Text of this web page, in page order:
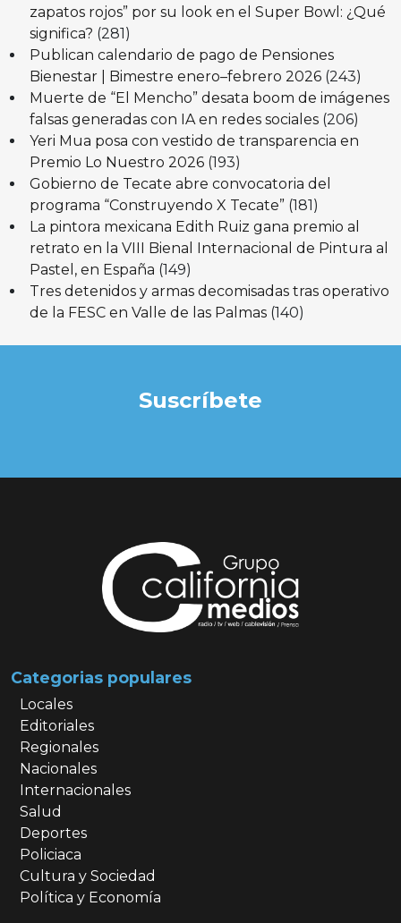
zapatos rojos” por su look en el Super Bowl: ¿Qué
significa? (281)
Publican calendario de pago de Pensiones
Bienestar | Bimestre enero–febrero 2026 (243)
Muerte de “El Mencho” desata boom de imágenes
falsas generadas con IA en redes sociales (206)
Yeri Mua posa con vestido de transparencia en
Premio Lo Nuestro 2026 (193)
Gobierno de Tecate abre convocatoria del
programa “Construyendo X Tecate” (181)
La pintora mexicana Edith Ruiz gana premio al
retrato en la VIII Bienal Internacional de Pintura al
Pastel, en España (149)
Tres detenidos y armas decomisadas tras operativo
de la FESC en Valle de las Palmas (140)
Suscríbete
Categorias populares
Locales
Editoriales
Regionales
Nacionales
Internacionales
Salud
Deportes
Policiaca
Cultura y Sociedad
Política y Economía